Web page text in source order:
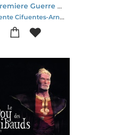
La Premiere Guerre Mondiale En Bd
Vincente Cifuentes-Arnaud De La Croix